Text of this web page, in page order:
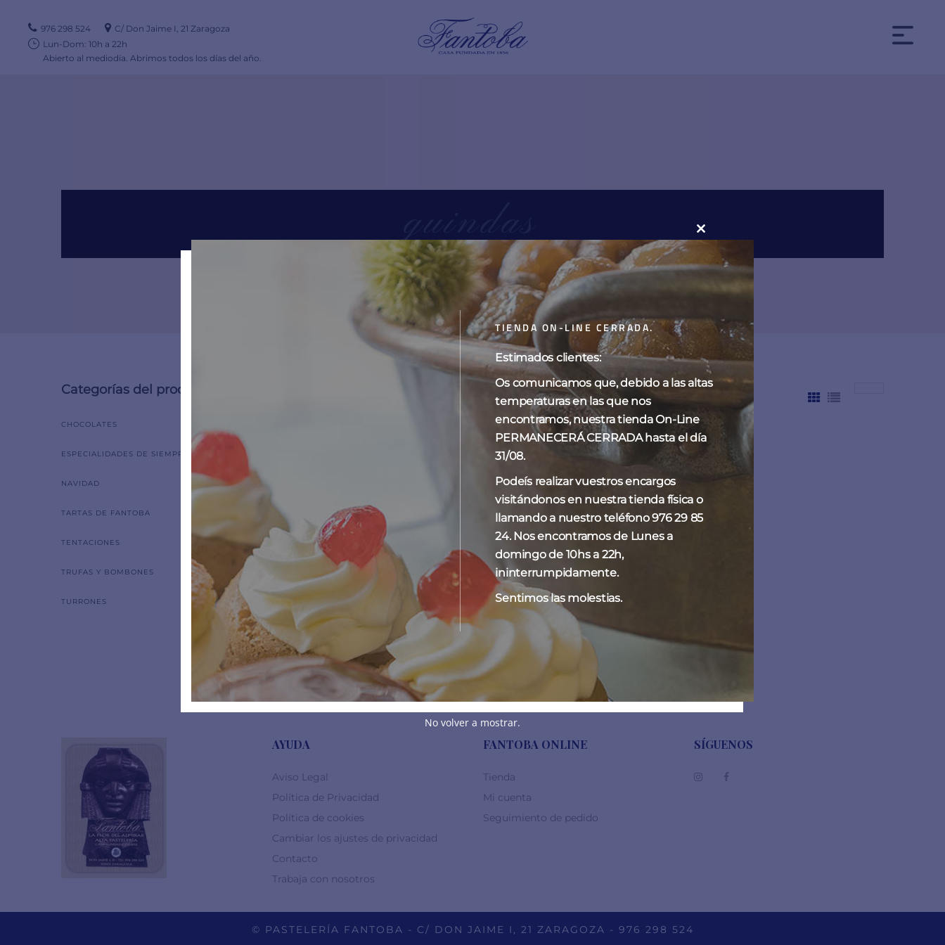
976 298 524
C/ Don Jaime I, 21 Zaragoza
Lun-Dom: 10h a 22h
Abierto al mediodía. Abrimos todos los días del año.
Home Tienda guindas
10 15 20
Guindas al marrasquino
15,00
Categorías del producto
CHOCOLATES
ESPECIALIDADES DE SIEMPRE
NAVIDAD
TARTAS DE FANTOBA
TENTACIONES
TRUFAS Y BOMBONES
TURRONES
AYUDA
Aviso Legal
Política de Privacidad
Política de cookies
Cambiar los ajustes de privacidad
Contacto
Trabaja con nosotros
FANTOBA ONLINE
Tienda
Mi cuenta
Seguimiento de pedido
SÍGUENOS
© PASTELERÍA FANTOBA - C/ DON JAIME I, 21 ZARAGOZA - 976 298 524
CLOSE
THIS
MODULE
TIENDA ON-LINE CERRADA.
Estimados clientes:
Os comunicamos que, debido a las altas
temperaturas en las que nos
encontramos, nuestra tienda On-Line
PERMANECERÁ CERRADA hasta el día
31/08.
Podeís realizar vuestros encargos
visitándonos en nuestra tienda física o
llamando a nuestro teléfono 976 29 85
24. Nos encontramos de Lunes a
domingo de 10hs a 22h,
ininterrumpidamente.
Sentimos las molestias.
No volver a mostrar.